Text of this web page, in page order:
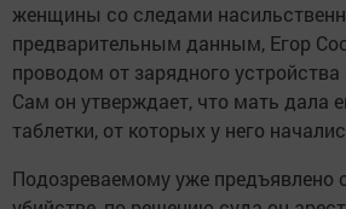
женщины со следами
предварительным данным, Егор
проводом от зарядного
Сам он утверждает, что мать дала
таблетки, от которых у него
Подозреваемому уже предъявлено